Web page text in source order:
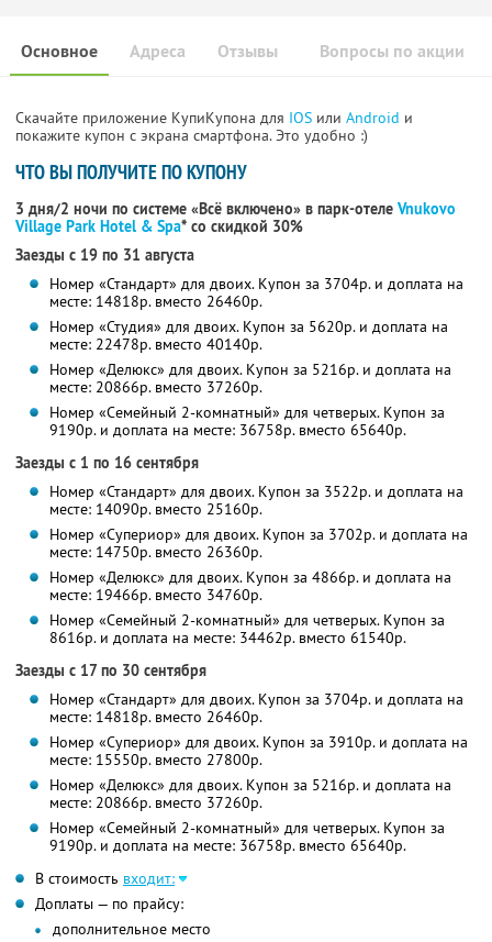
Основное Отзывы Вопросы по акции
Адреса
Скачайте приложение КупиКупона для IOS или Android и
покажите купон с экрана смартфона. Это удобно :)
ЧТО ВЫ ПОЛУЧИТЕ ПО КУПОНУ
3 дня/2 ночи по системе «Всё включено» в парк-отеле Vnukovo
Village Park Hotel & Spa* со скидкой 30%
Заезды с 19 по 31 августа
Номер «Стандарт» для двоих. Купон за 3704р. и доплата на
месте: 14818р. вместо 26460р.
Номер «Студия» для двоих. Купон за 5620р. и доплата на
месте: 22478р. вместо 40140р.
Номер «Делюкс» для двоих. Купон за 5216р. и доплата на
месте: 20866р. вместо 37260р.
Номер «Семейный 2-комнатный» для четверых. Купон за
9190р. и доплата на месте: 36758р. вместо 65640р.
Заезды с 1 по 16 сентября
Номер «Стандарт» для двоих. Купон за 3522р. и доплата на
месте: 14090р. вместо 25160р.
Номер «Супериор» для двоих. Купон за 3702р. и доплата на
месте: 14750р. вместо 26360р.
Номер «Делюкс» для двоих. Купон за 4866р. и доплата на
месте: 19466р. вместо 34760р.
Номер «Семейный 2-комнатный» для четверых. Купон за
8616р. и доплата на месте: 34462р. вместо 61540р.
Заезды с 17 по 30 сентября
Номер «Стандарт» для двоих. Купон за 3704р. и доплата на
месте: 14818р. вместо 26460р.
Номер «Супериор» для двоих. Купон за 3910р. и доплата на
месте: 15550р. вместо 27800р.
Номер «Делюкс» для двоих. Купон за 5216р. и доплата на
месте: 20866р. вместо 37260р.
Номер «Семейный 2-комнатный» для четверых. Купон за
9190р. и доплата на месте: 36758р. вместо 65640р.
В стоимость входит:
Доплаты — по прайсу:
дополнительное место